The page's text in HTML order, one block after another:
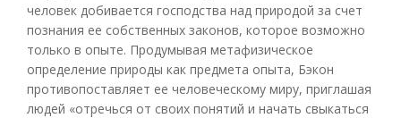
человек добивается господства над природой за счет
познания ее собственных законов, которое возможно
только в опыте. Продумывая метафизическое
определение природы как предмета опыта, Бэкон
противопоставляет ее человеческому миру, приглашая
людей «отречься от своих понятий и начать свыкаться